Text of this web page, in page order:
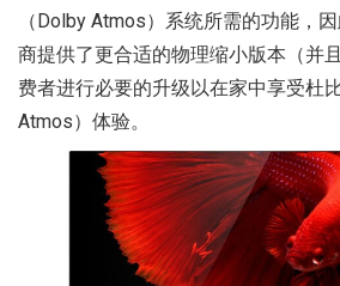
（Dolby Atmos）系统所需的功能，
商提供了更合适的物理缩小版本（并
费者进行必要的升级以在家中享受杜
Atmos）体验。